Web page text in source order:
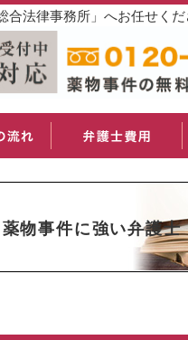
法律事務所」へお任せくだ
物事件に強い弁護